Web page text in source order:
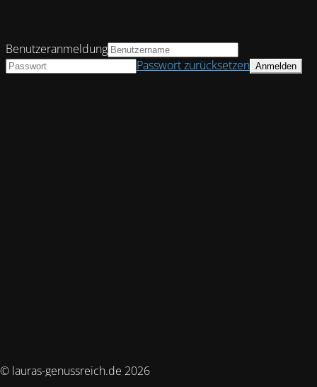
© lauras-genussreich.de 2026
Benutzeranmeldung
Passwort zurücksetzen